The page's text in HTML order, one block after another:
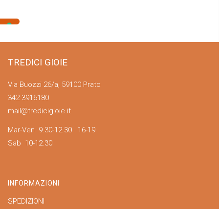
TREDICI GIOIE
Via Buozzi 26/a, 59100 Prato
342 3916180
mail@tredicigioie.it
Mar-Ven 9.30-12.30 16-19
Sab 10-12.30
INFORMAZIONI
SPEDIZIONI